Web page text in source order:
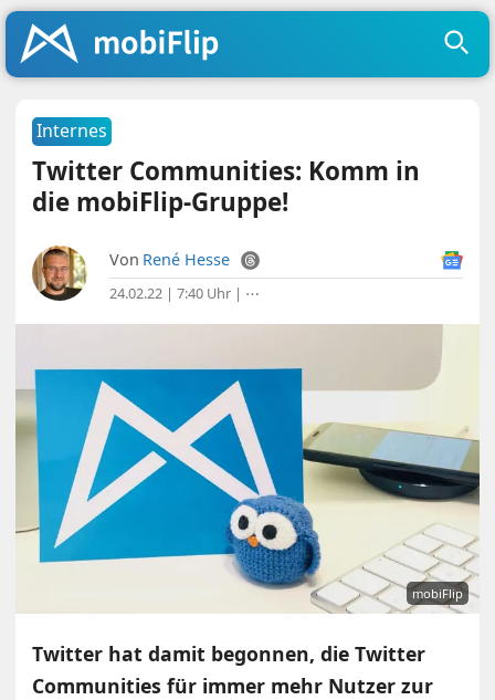
Internes
Twitter Communities: Komm in
die mobiFlip-Gruppe!
Von René Hesse
24.02.22 | 7:40 Uhr | ⋯
mobiFlip
Twitter hat damit begonnen, die Twitter
Communities für immer mehr Nutzer zur